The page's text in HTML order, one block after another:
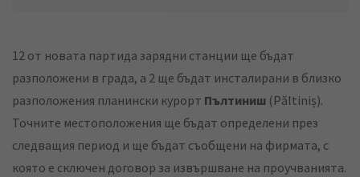
12 от новата партида зарядни станции ще бъдат
разположени в града, а 2 ще бъдат инсталирани в близко
разположения планински курорт Пълтиниш (Păltiniș).
Точните местоположения ще бъдат определени през
следващия период и ще бъдат съобщени на фирмата, с
която е сключен договор за извършване на проучванията.